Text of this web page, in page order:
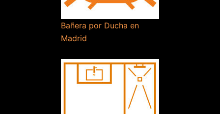
Bañera por Ducha en
Madrid